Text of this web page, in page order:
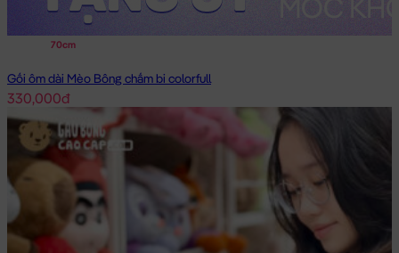
70cm
Gối ôm dài Mèo Bông chấm bi colorfull
330,000đ